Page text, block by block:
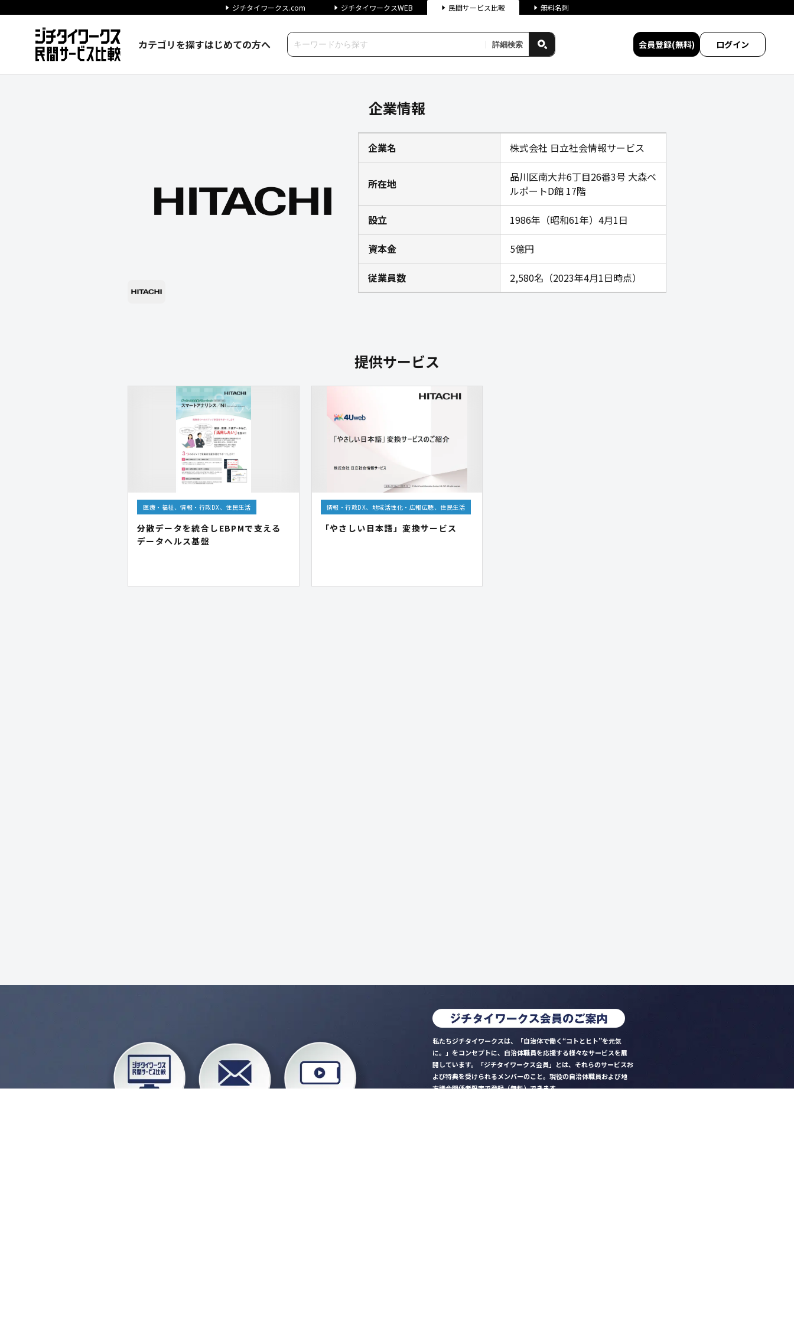
ジチタイワークス.com ジチタイワークスWEB 民間サービス比較 無料名刺
カテゴリを探すはじめての方へ 詳細検索 会員登録(無料) ログイン
企業情報
企業名 株式会社 日立社会情報サービス
所在地
品川区南大井6丁目26番3号 大森ベ
ルポートD館 17階
設立 1986年（昭和61年）4月1日
資本金 5億円
従業員数 2,580名（2023年4月1日時点）
提供サービス
医療・福祉、情報・行政DX、住民生活
分散データを統合しEBPMで支える
データヘルス基盤
情報・行政DX、地域活性化・広報広聴、住民生活
「やさしい日本語」変換サービス
私たちジチタイワークスは、「自治体で働く“コトとヒト”を元気
に。」をコンセプトに、自治体職員を応援する様々なサービスを展
開しています。「ジチタイワークス会員」とは、それらのサービスお
よび特典を受けられるメンバーのこと。現役の自治体職員および地
方議会関係者限定で登録（無料）できます。